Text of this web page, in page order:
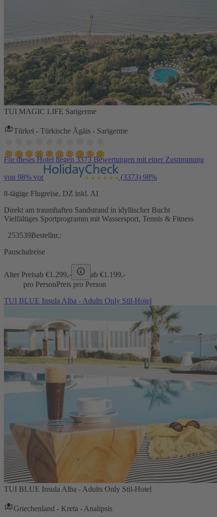
TUI MAGIC LIFE Sarigerme
Türkei - Türkische Ägäis - Sarigerme
Für dieses Hotel liegen 3373 Bewertungen mit einer Zustimmung
von 98% vor (3373) 98%
8-tägige Flugreise, DZ inkl. AI
Direkt am traumhaften Sandstrand in idyllischer Bucht
Vielfältiges Sportprogramm mit Wassersport, Tennis & Fitness
253539Bestellnr.:
Pauschalreise
Alter Preisab €1.299,- ab €1.199,-
pro PersonPreis pro Person
TUI BLUE Insula Alba - Adults Only Stil-Hotel
TUI BLUE Insula Alba - Adults Only Stil-Hotel
Griechenland - Kreta - Analipsis